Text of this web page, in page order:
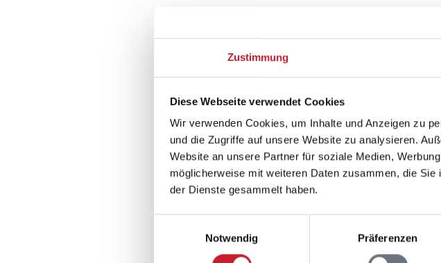
Zustimmung
Diese Webseite verwendet Cookies
Wir verwenden Cookies, um Inhalte und Anzeigen zu
und die Zugriffe auf unsere Website zu analysieren.
Website an unsere Partner für soziale Medien,
möglicherweise mit weiteren Daten zusammen, die
der Dienste gesammelt haben.
Notwendig
Präferenzen
Dunstabzug
Geschirrspüler
Herd
Elektroherd mit Backofen
Kühlschrank
Tiefkühler: 60 l
Tiefkühlschrank
Wellness
Sauna
Whirlpool